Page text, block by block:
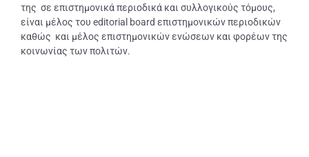
της σε επιστημονικά περιοδικά και συλλογικούς τόμους,
είναι μέλος του editorial board επιστημονικών περιοδικών
καθώς και μέλος επιστημονικών ενώσεων και φορέων της
κοινωνίας των πολιτών.